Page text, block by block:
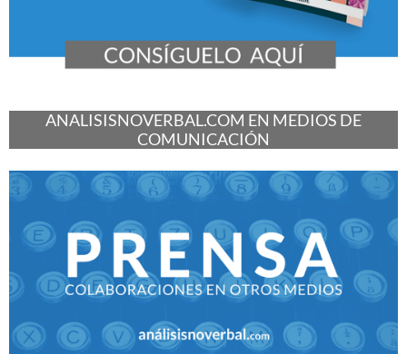
ANALISISNOVERBAL.COM EN MEDIOS DE
COMUNICACIÓN